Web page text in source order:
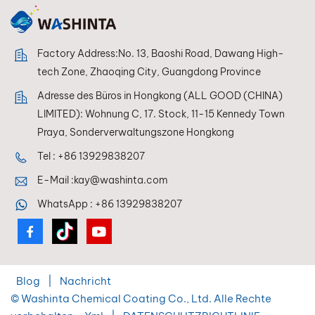
professionelle und
industrielle
Anwendungen.
Anwendungen.
Factory Address:No. 13, Baoshi Road, Dawang High-
tech Zone, Zhaoqing City, Guangdong Province
Adresse des Büros in Hongkong (ALL GOOD (CHINA)
LIMITED): Wohnung C, 17. Stock, 11-15 Kennedy Town
Praya, Sonderverwaltungszone Hongkong
Tel : +86 13929838207
E-Mail :kay@washinta.com
WhatsApp : +86 13929838207
Blog
Nachricht
© Washinta Chemical Coating Co., Ltd. Alle Rechte